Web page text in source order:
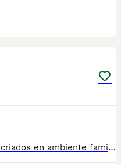
Preciosos cachorros nacionales criados en ambiente familiar disponibles de raza caniche . Se entregan con su carnet de primo vacunación, las vacunas correspondientes a su edad, desparasitados interna y externamente, con microchip implantado. Se realiza un contrato en el que incluye garantía vírica de 15 días y una garantía congénita de un año desde el día de la entrega del cachorro. Nos comprometemos 100% con la salud de nuestros pequeños. Núcleo zoológico B2500604. Para más información/imagenes o consultas sin compromiso al número de teléfono 722788399 o al 932514529.